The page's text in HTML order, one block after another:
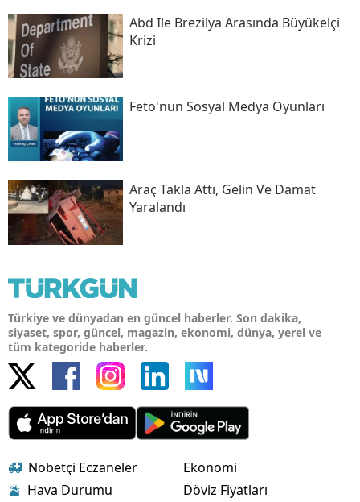
Abd Ile Brezilya Arasında Büyükelçi
Krizi
Fetö'nün Sosyal Medya Oyunları
Araç Takla Attı, Gelin Ve Damat
Yaralandı
Türkiye ve dünyadan en güncel haberler. Son dakika,
siyaset, spor, güncel, magazin, ekonomi, dünya, yerel ve
tüm kategoride haberler.
Nöbetçi Eczaneler
Hava Durumu
Ekonomi
Döviz Fiyatları